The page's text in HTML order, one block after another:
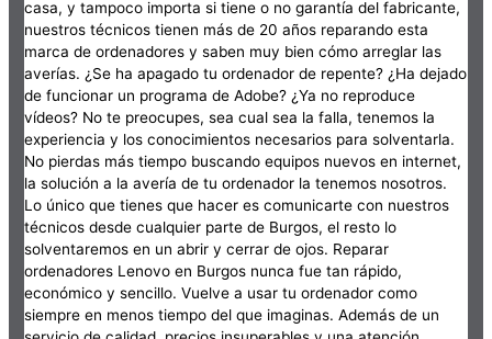
casa, y tampoco importa si tiene o no garantía del fabricante,
nuestros técnicos tienen más de 20 años reparando esta
marca de ordenadores y saben muy bien cómo arreglar las
averías. ¿Se ha apagado tu ordenador de repente? ¿Ha dejado
de funcionar un programa de Adobe? ¿Ya no reproduce
vídeos? No te preocupes, sea cual sea la falla, tenemos la
experiencia y los conocimientos necesarios para solventarla.
No pierdas más tiempo buscando equipos nuevos en internet,
la solución a la avería de tu ordenador la tenemos nosotros.
Lo único que tienes que hacer es comunicarte con nuestros
técnicos desde cualquier parte de Burgos, el resto lo
solventaremos en un abrir y cerrar de ojos. Reparar
ordenadores Lenovo en Burgos nunca fue tan rápido,
económico y sencillo. Vuelve a usar tu ordenador como
siempre en menos tiempo del que imaginas. Además de un